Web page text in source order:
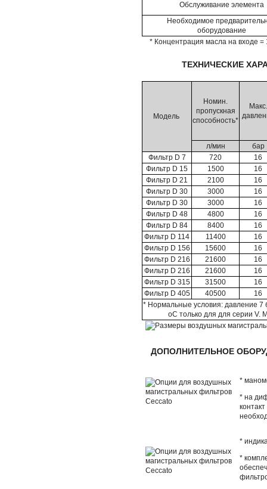
Обслуживание элемента
Необходимое
оборудование
* Концентрация масла на входе =
ТЕХНИЧЕСКИЕ
Модель
Номин.
пропускная
способность*
Макс.
л/мин
бар
Фильтр D 7
720
16
Фильтр D 15
1500
16
Фильтр D 21
2100
16
Фильтр D 30
3000
16
Фильтр D 30
3000
16
Фильтр D 48
4800
16
Фильтр D 84
8400
16
Фильтр D 114
11400
16
Фильтр D 156
15600
16
Фильтр D 216
21600
16
Фильтр D 216
21600
16
Фильтр D 315
31500
16
Фильтр D 405
40500
16
* Нормальные условия: давление 7
оС только для для серии
ДОПОЛНИТЕЛЬНОЕ
*
* на
*
*